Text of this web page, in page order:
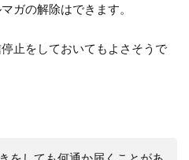
ガの解除はできます。
止をしておいてもよさそうで